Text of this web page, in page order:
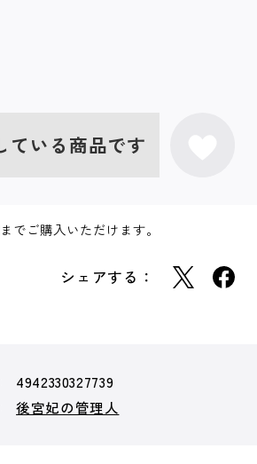
ている商品です
でご購入いただけます。
シェアする：
4942330327739
後宮妃の管理人